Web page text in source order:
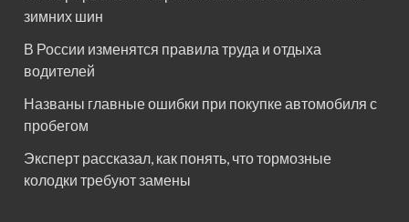
зимних шин
В России изменятся правила труда и отдыха
водителей
Названы главные ошибки при покупке автомобиля с
пробегом
Эксперт рассказал, как понять, что тормозные
колодки требуют замены